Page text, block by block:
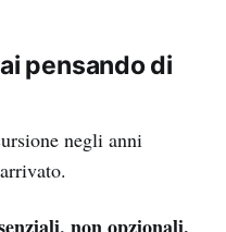
pensando di
negli anni
non opzionali.